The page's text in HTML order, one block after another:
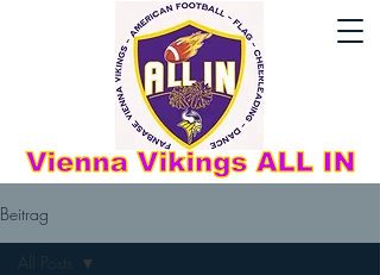
Beitrag
All Posts